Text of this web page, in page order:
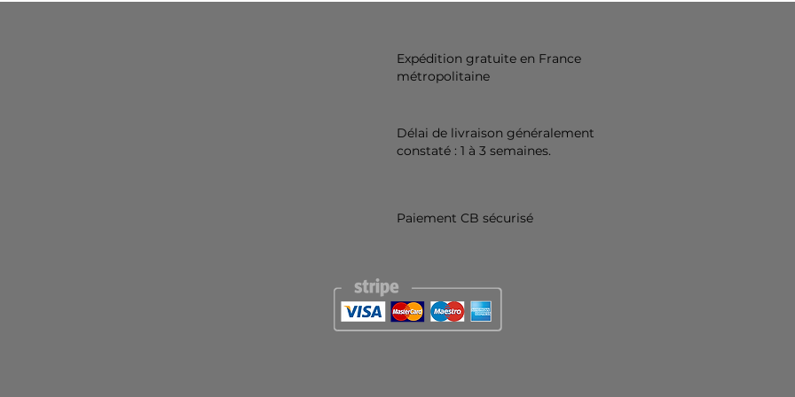
Expédition gratuite en France
métropolitaine
Délai de livraison généralement
constaté : 1 à 3 semaines.
Paiement CB sécurisé